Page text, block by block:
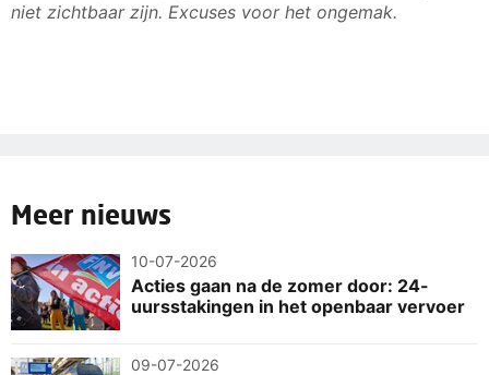
niet zichtbaar zijn. Excuses voor het ongemak.
Meer nieuws
10-07-2026
Acties gaan na de zomer door: 24-
uursstakingen in het openbaar vervoer
09-07-2026